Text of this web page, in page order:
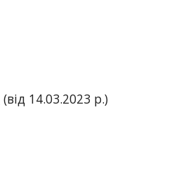
(від 14.03.2023 р.)